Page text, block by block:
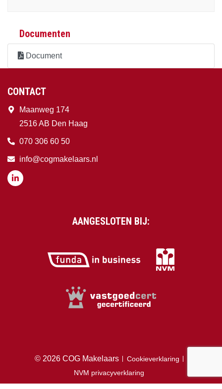
Documenten
Document
CONTACT
Maanweg 174
2516 AB Den Haag
070 306 60 50
info@cogmakelaars.nl
AANGESLOTEN BIJ:
© 2026 COG Makelaars
Cookieverklaring
NVM privacyverklaring